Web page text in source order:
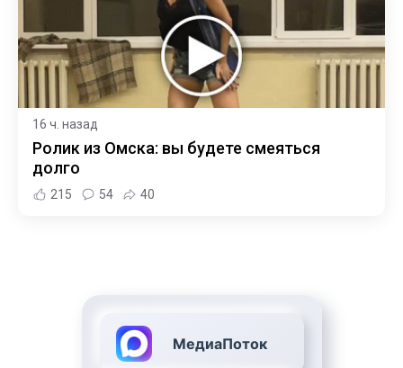
16 ч. назад
Ролик из Омска: вы будете смеяться
долго
215 54 40
МедиаПоток